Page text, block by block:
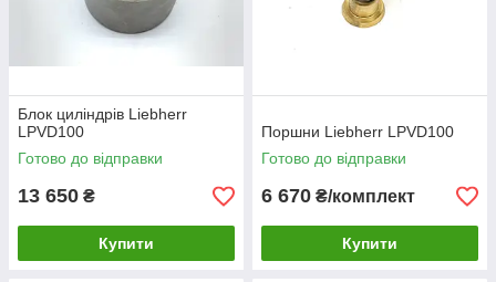
Блок циліндрів Liebherr
LPVD100
Готово до відправки
13 650 ₴
Купити
Поршни Liebherr LPVD100
Готово до відправки
6 670 ₴/комплект
Купити